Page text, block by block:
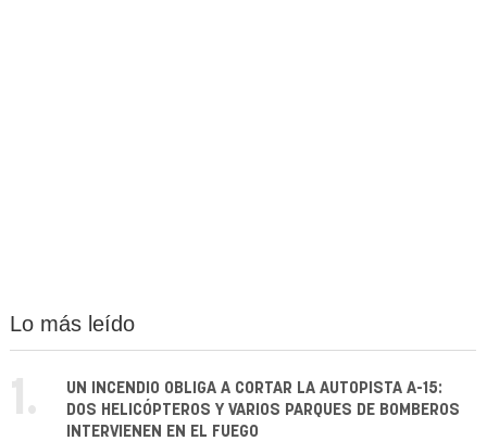
Lo más leído
1.
UN INCENDIO OBLIGA A CORTAR LA AUTOPISTA A-15:
DOS HELICÓPTEROS Y VARIOS PARQUES DE BOMBEROS
INTERVIENEN EN EL FUEGO